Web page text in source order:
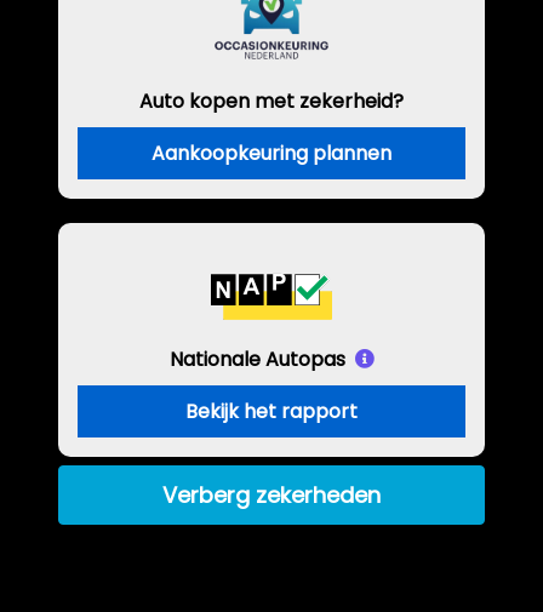
Auto kopen met zekerheid?
Aankoopkeuring plannen
Nationale Autopas
Bekijk het rapport
Verberg zekerheden